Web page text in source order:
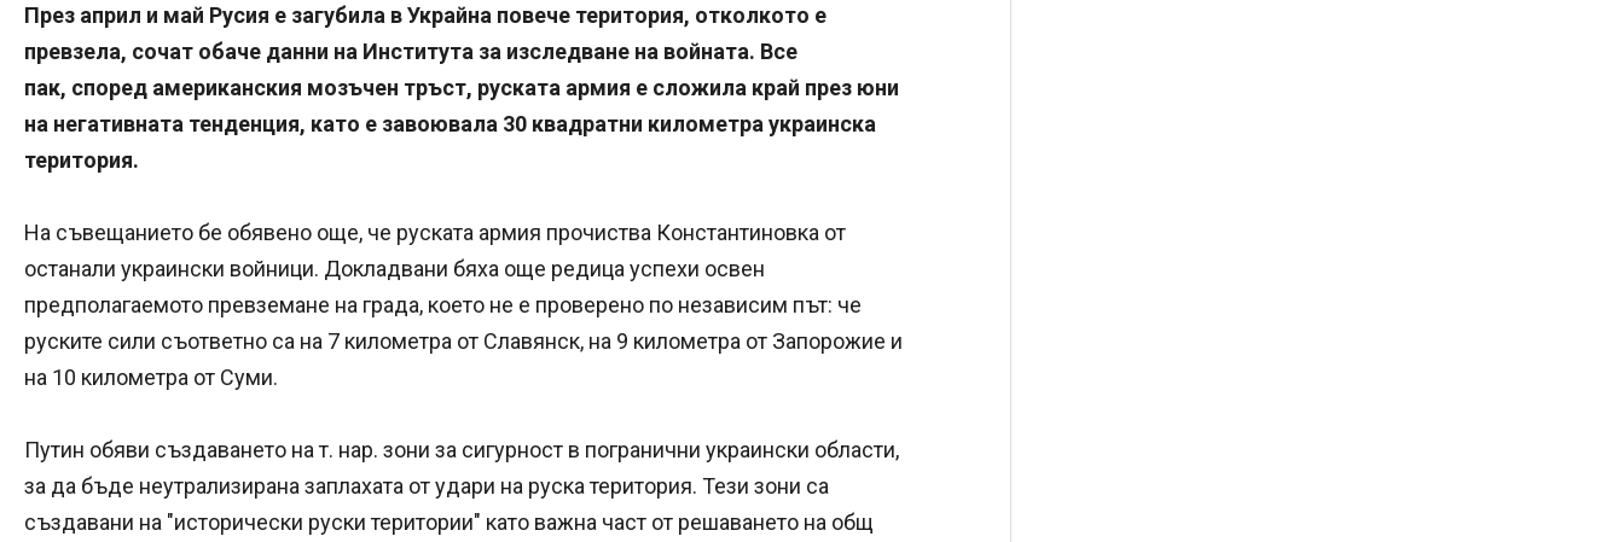
През април и май Русия е загубила в Украйна повече територия, отколкото е
превзела, сочат обаче данни на Института за изследване на войната. Все
пак, според американския мозъчен тръст, руската армия е сложила край през юни
на негативната тенденция, като е завоювала 30 квадратни километра украинска
територия.
На съвещанието бе обявено още, че руската армия прочиства Константиновка от
останали украински войници. Докладвани бяха още редица успехи освен
предполагаемото превземане на града, което не е проверено по независим път: че
руските сили съответно са на 7 километра от Славянск, на 9 километра от Запорожие и
на 10 километра от Суми.
Путин обяви създаването на т. нар. зони за сигурност в погранични украински области,
за да бъде неутрализирана заплахата от удари на руска територия. Тези зони са
създавани на "исторически руски територии" като важна част от решаването на общ